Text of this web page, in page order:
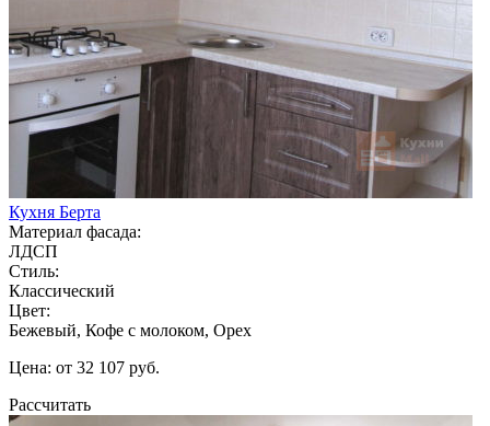
Кухня Берта
Материал фасада:
ЛДСП
Стиль:
Классический
Цвет:
Бежевый, Кофе с молоком, Орех
Цена: от 32 107 руб.
Рассчитать